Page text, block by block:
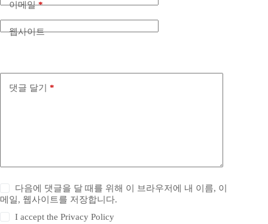
이메일*
웹사이트
댓글 달기 *
다음에 댓글을 달 때를 위해 이 브라우저에 내 이름, 이
메일, 웹사이트를 저장합니다.
I accept thePrivacy Policy